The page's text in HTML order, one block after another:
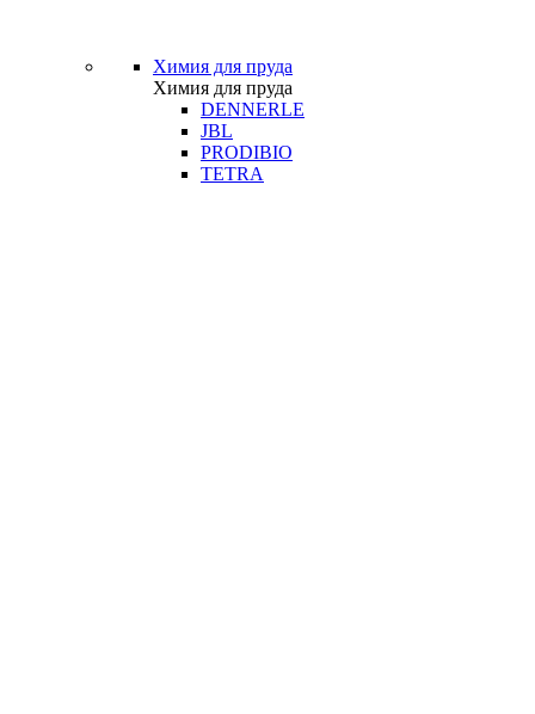
Химия для пруда
Химия для пруда
DENNERLE
JBL
PRODIBIO
TETRA